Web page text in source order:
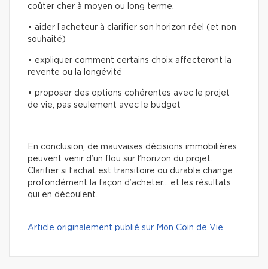
coûter cher à moyen ou long terme.
• aider l’acheteur à clarifier son horizon réel (et non
souhaité)
• expliquer comment certains choix affecteront la
revente ou la longévité
• proposer des options cohérentes avec le projet
de vie, pas seulement avec le budget
En conclusion, de mauvaises décisions immobilières
peuvent venir d’un flou sur l’horizon du projet.
Clarifier si l’achat est transitoire ou durable change
profondément la façon d’acheter… et les résultats
qui en découlent.
Article originalement publié sur Mon Coin de Vie